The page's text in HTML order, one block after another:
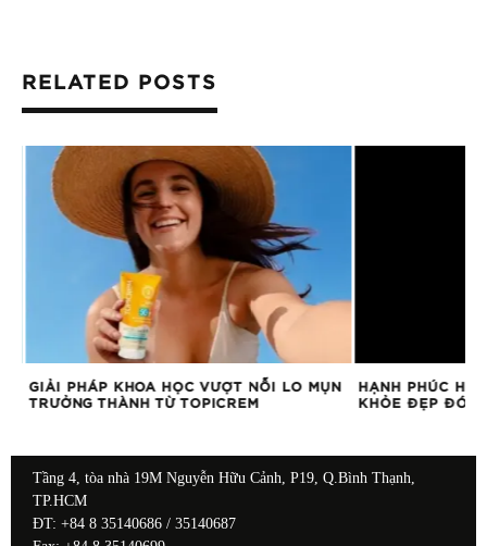
RELATED POSTS
GIẢI PHÁP KHOA HỌC VƯỢT NỖI LO MỤN
TRƯỞNG THÀNH TỪ TOPICREM
HẠNH PHÚC
KHỎE ĐẸP ĐÓN
Tầng 4, tòa nhà 19M Nguyễn Hữu Cảnh, P19, Q.Bình Thạnh,
TP.HCM
ĐT: +84 8 35140686 / 35140687